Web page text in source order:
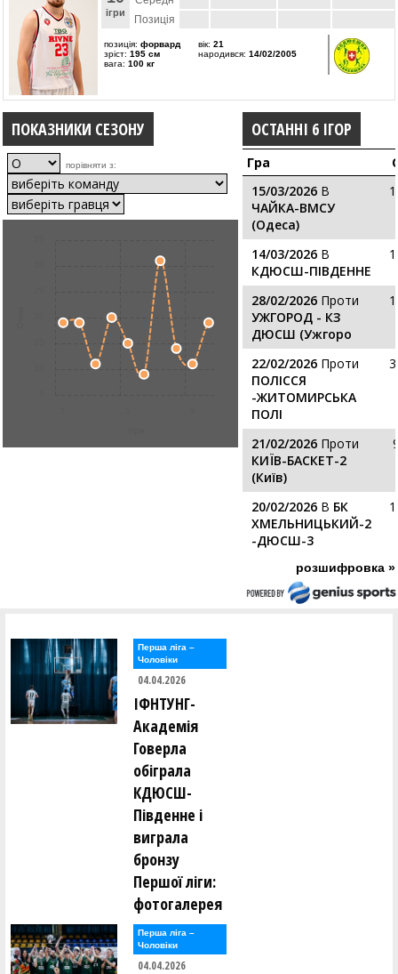
ігри
Позиція
позиція: форвард
зріст: 195 см
вага: 100 кг
вік: 21
народився: 14/02/2005
ПОКАЗНИКИ СЕЗОНУ
порівняти з:
ОСТАННІ 6 ІГОР
Гра
15/03/2026 В
ЧАЙКА-ВМСУ
(Одеса)
14/03/2026 В
КДЮСШ-ПІВДЕННЕ
28/02/2026 Проти
УЖГОРОД - КЗ
ДЮСШ (Ужгоро
22/02/2026 Проти
ПОЛІССЯ
-ЖИТОМИРСЬКА
ПОЛІ
21/02/2026 Проти
КИЇВ-БАСКЕТ-2
(Київ)
20/02/2026 В БК
ХМЕЛЬНИЦЬКИЙ-2
-ДЮСШ-3
розшифровка »
Перша лiга –
Чоловiки
04.04.2026
ІФНТУНГ-
Академія
Говерла
обіграла
КДЮСШ-
Південне і
виграла
бронзу
Першої ліги:
фотогалерея
Перша лiга –
Чоловiки
04.04.2026